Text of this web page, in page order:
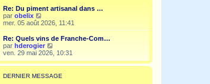
e
s
a
g
e
e
r
m
e
s
s
a
g
e
e
n
i
e
r
m
e
s
Re: Du piment artisanal dans …
par obelix
o
i
r
l
e
e
r
n
mer. 05 août 2026, 11:41
Re: Quels vins de Franche-Com…
par hderogier
o
i
r
l
ven. 29 mai 2026, 10:31
DERNIER MESSAGE